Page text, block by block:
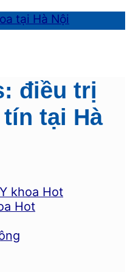
khoa
điều trị
tại Hà